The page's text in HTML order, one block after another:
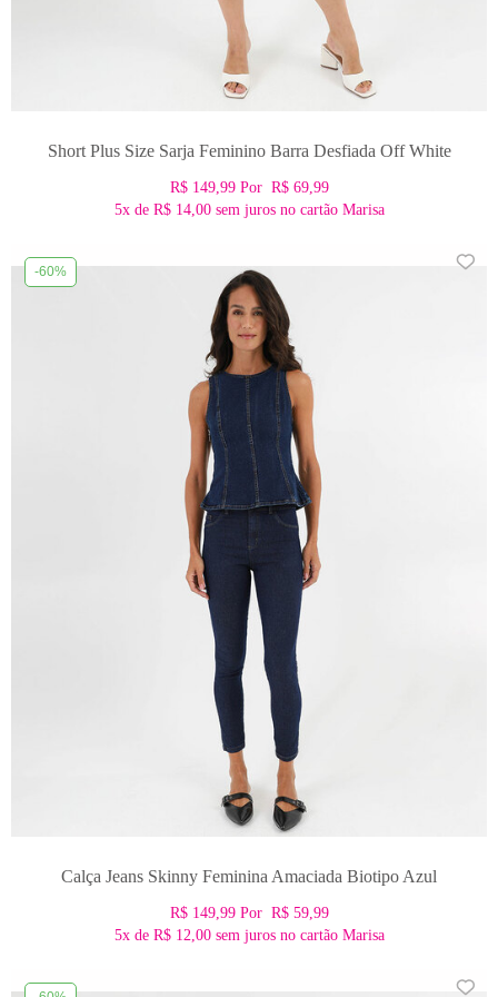
Short Plus Size Sarja Feminino Barra Desfiada Off White
R$ 149,99 Por R$ 69,99
5xde R$ 14,00sem juros no cartão Marisa
-60%
Calça Jeans Skinny Feminina Amaciada Biotipo Azul
R$ 149,99 Por R$ 59,99
5xde R$ 12,00sem juros no cartão Marisa